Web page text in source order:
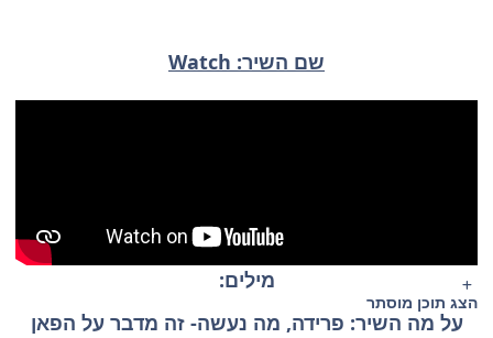
שם השיר: Watch
מילים:
הצג תוכן מוסתר
על מה השיר: פרידה, מה נעשה- זה מדבר על הפאן